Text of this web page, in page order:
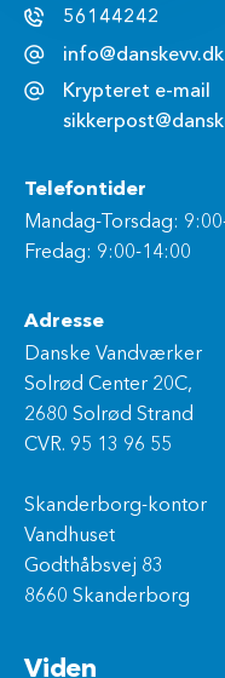
56144242
info@danskevv.dk
Krypteret e-mail
Telefontider
Mandag-Torsdag:
Fredag: 9:00-14:00
Adresse
Danske Vandværker
Solrød Center 20C,
2680 Solrød Strand
CVR. 95 13 96 55
Skanderborg-kontor
Vandhuset
Godthåbsvej 83
8660 Skanderborg
Viden